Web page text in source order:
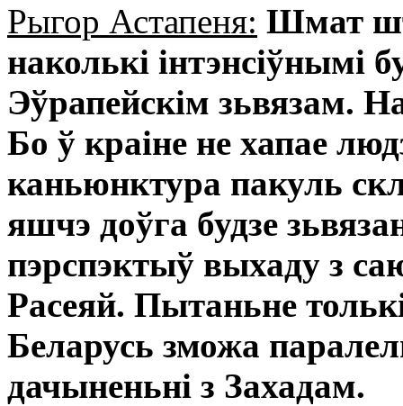
Рыгор Астапеня: Шмат
наколькі інтэнсіўнымі
Эўрапейскім зьвязам.
Бо ў краіне не хапае
каньюнктура пакуль
яшчэ доўга будзе
пэрспэктыў выхаду з
Расеяй. Пытаньне
Беларусь зможа
дачыненьні з Захадам.